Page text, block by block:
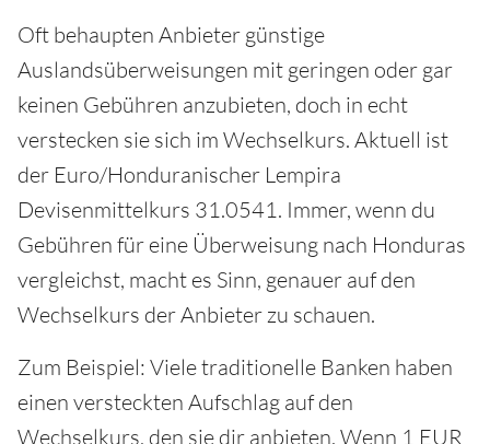
Oft behaupten Anbieter günstige
Auslandsüberweisungen mit geringen oder gar
keinen Gebühren anzubieten, doch in echt
verstecken sie sich im Wechselkurs. Aktuell ist
der Euro/Honduranischer Lempira
Devisenmittelkurs 31.0541. Immer, wenn du
Gebühren für eine Überweisung nach Honduras
vergleichst, macht es Sinn, genauer auf den
Wechselkurs der Anbieter zu schauen.
Zum Beispiel: Viele traditionelle Banken haben
einen versteckten Aufschlag auf den
Wechselkurs, den sie dir anbieten. Wenn 1 EUR